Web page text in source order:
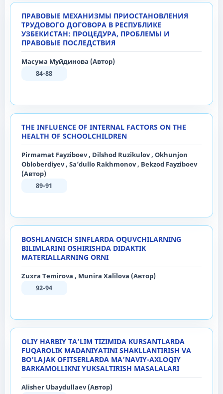
ПРАВОВЫЕ МЕХАНИЗМЫ ПРИОСТАНОВЛЕНИЯ
ТРУДОВОГО ДОГОВОРА В РЕСПУБЛИКЕ
УЗБЕКИСТАН: ПРОЦЕДУРА, ПРОБЛЕМЫ И
ПРАВОВЫЕ ПОСЛЕДСТВИЯ
Масума Муйдинова (Автор)
84-88
THE INFLUENCE OF INTERNAL FACTORS ON THE
HEALTH OF SCHOOLCHILDREN
Pirmamat Fayziboev , Dilshod Ruzikulov , Okhunjon
Obloberdiyev , Sa’dullo Rakhmonov , Bekzod Fayziboev
(Автор)
89-91
BOSHLANGʻICH SINFLARDA OʻQUVCHILARNING
BILIMLARINI OSHIRISHDA DIDAKTIK
MATERIALLARNING OʻRNI
Zuxra Temirova , Munira Xalilova (Автор)
92-94
OLIY HARBIY TA’LIM TIZIMIDA KURSANTLARDA
FUQAROLIK MADANIYATINI SHAKLLANTIRISH VA
BO‘LAJAK OFITSERLARDA MA’NAVIY-AXLOQIY
BARKAMOLLIKNI YUKSALTIRISH MASALALARI
Alisher Ubaydullaev (Автор)